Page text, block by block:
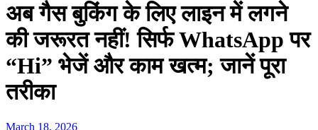
अब गैस बुकिंग के लिए लाइन में लगने
की जरूरत नहीं! सिर्फ WhatsApp पर
“Hi” भेजें और काम खत्म; जानें पूरा
तरीका
March 18, 2026